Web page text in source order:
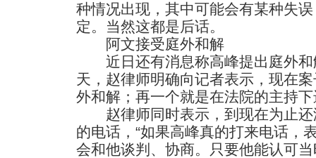
种情况出现，其中可能会有某种失
定。当然这都是后话。
阿文接受庭外和解
近日还有消息称高峰提出庭外和
天，赵律师明确向记者表示，现在
外和解；再一个就是在法院的主持
赵律师同时表示，到现在为止还
的电话，“如果高峰真的打来电话，
会和他谈判、协商。只要他能认可